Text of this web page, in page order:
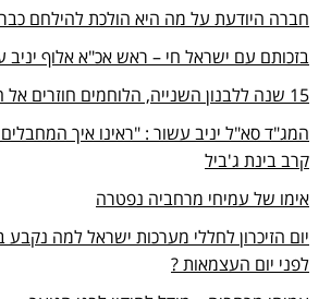
חברה היודעת על מה היא הולכת להילחם
בזכותם עם ישראל חי – ראש אכ"א אלוף יניב
15 שנה ללבנון השנייה, הלוחמים חוזרים אל הקרב בבינת־ג'ביל
המג"ד סא"ל יניב עשור : "ראינו איך
קרב בינת ג'ביל
אימו של עמיחי מרחביה נפטרה
יום הזיכרון לחללי מערכות ישראל למה נקבע
לפני יום העצמאות ?